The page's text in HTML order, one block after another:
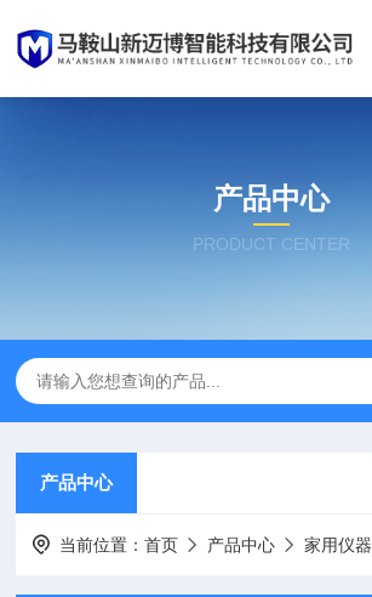
产品中心
PRODUCT CENTER
产品中心
当前位置：首页 产品中心 家用仪器